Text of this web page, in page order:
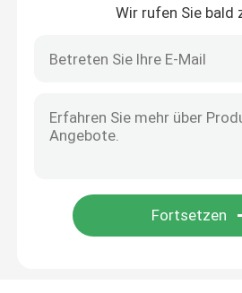
Grafische Karte Geforce
Wir rufen Sie bald